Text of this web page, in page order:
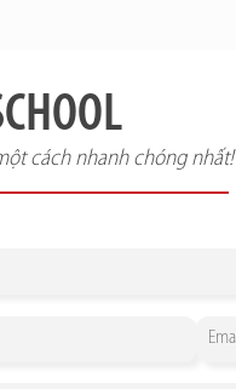
cách nhanh chóng nhất!